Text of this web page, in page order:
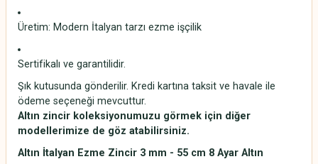
Üretim: Modern İtalyan tarzı ezme işçilik
Sertifikalı ve garantilidir.
Şık kutusunda gönderilir. Kredi kartına taksit ve havale ile
ödeme seçeneği mevcuttur.
Altın zincir koleksiyonumuzu görmek için diğer
modellerimize de göz atabilirsiniz.
Altın İtalyan Ezme Zincir 3 mm - 55 cm 8 Ayar Altın